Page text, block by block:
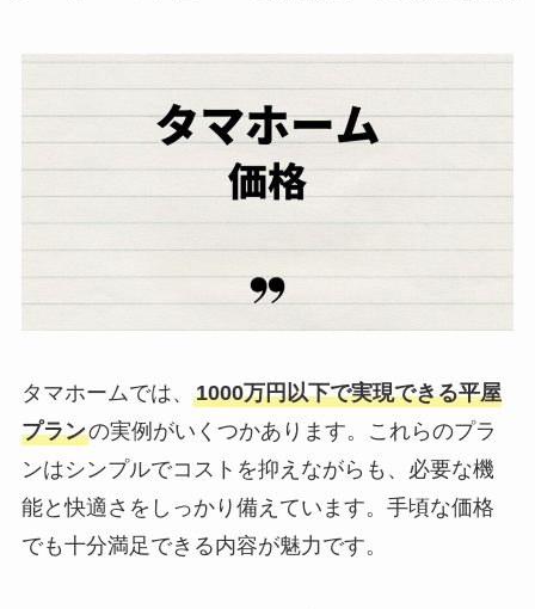
タマホームでは、 1000万円以下で実現できる平屋
プランの実例がいくつかあります。これらのプラ
ンはシンプルでコストを抑えながらも、必要な機
能と快適さをしっかり備えています。手頃な価格
でも十分満足できる内容が魅力です。